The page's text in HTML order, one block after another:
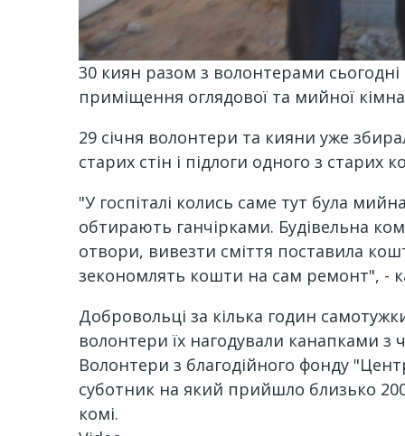
30 киян разом з волонтерами сьогодні
приміщення оглядової та мийної
29 січня волонтери та кияни уже
старих стін і підлоги одного з старих
"У госпіталі колись саме тут була
обтирають ганчірками. Будівельна
отвори, вивезти сміття поставила
зекономлять кошти на сам ремонт", -
Добровольці за кілька годин
волонтери їх нагодували канапками з
Волонтери з благодійного фонду
суботник на який прийшло близько 200
комі.